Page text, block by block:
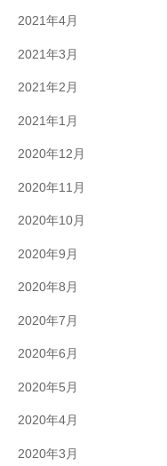
2021年4月
2021年3月
2021年2月
2021年1月
2020年12月
2020年11月
2020年10月
2020年9月
2020年8月
2020年7月
2020年6月
2020年5月
2020年4月
2020年3月